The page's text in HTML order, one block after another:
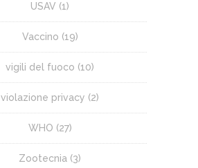
USAV (1)
Vaccino (19)
vigili del fuoco (10)
violazione privacy (2)
WHO (27)
Zootecnia (3)